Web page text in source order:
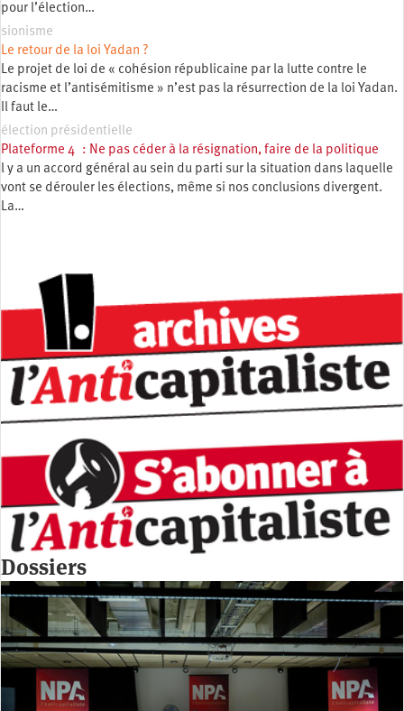
pour l’élection…
sionisme
Le retour de la loi Yadan ?
Le projet de loi de « cohésion républicaine par la lutte contre le
racisme et l’antisémitisme » n’est pas la résurrection de la loi Yadan.
Il faut le…
élection présidentielle
Plateforme 4 : Ne pas céder à la résignation, faire de la politique
l y a un accord général au sein du parti sur la situation dans laquelle
vont se dérouler les élections, même si nos conclusions divergent.
La…
Dossiers